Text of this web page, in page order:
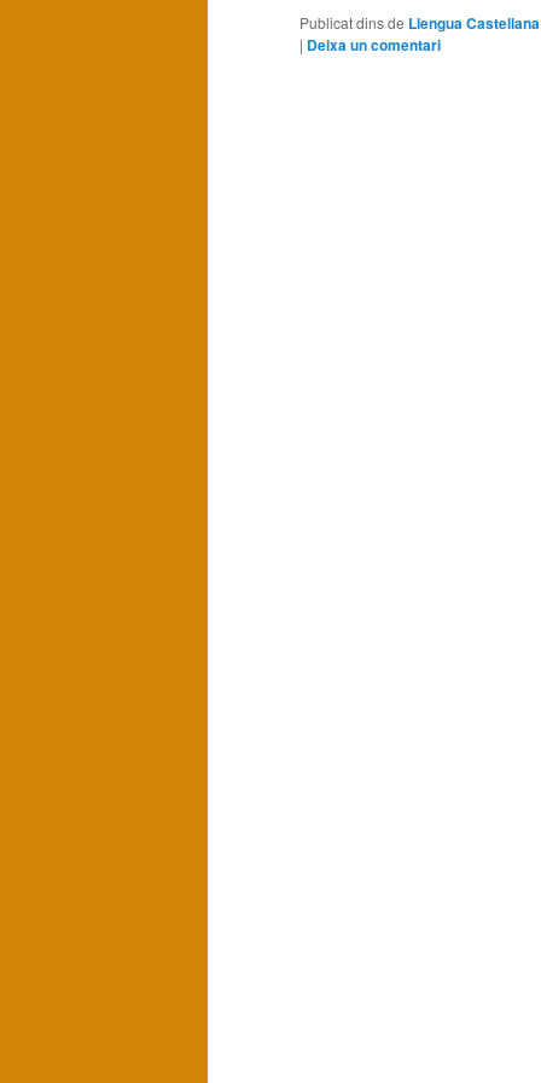
Publicat dins de Llengua Castellana
| Deixa un comentari